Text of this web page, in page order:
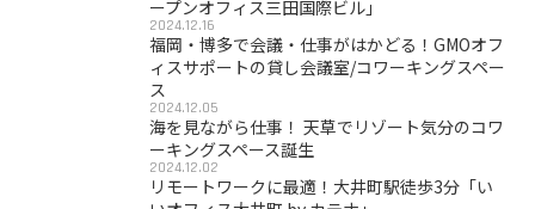
ープンオフィス三田国際ビル」
2024.12.16
福岡・博多で会議・仕事がはかどる！GMOオフ
ィスサポートの貸し会議室/コワーキングスペー
ス
2024.12.05
海を見ながら仕事！ 天草でリゾート気分のコワ
ーキングスペース誕生
2024.12.02
リモートワークに最適！大井町駅徒歩3分「い